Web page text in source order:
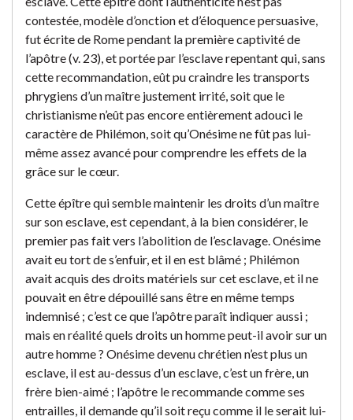
contestée, modèle d’onction et d’éloquence persuasive,
fut écrite de Rome pendant la première captivité de
l’apôtre (v. 23), et portée par l’esclave repentant qui, sans
cette recommandation, eût pu craindre les transports
phrygiens d’un maître justement irrité, soit que le
christianisme n’eût pas encore entièrement adouci le
caractère de Philémon, soit qu’Onésime ne fût pas lui-
même assez avancé pour comprendre les effets de la
grâce sur le cœur.
Cette épître qui semble maintenir les droits d’un maître
sur son esclave, est cependant, à la bien considérer, le
premier pas fait vers l’abolition de l’esclavage. Onésime
avait eu tort de s’enfuir, et il en est blâmé ; Philémon
avait acquis des droits matériels sur cet esclave, et il ne
pouvait en être dépouillé sans être en même temps
indemnisé ; c’est ce que l’apôtre paraît indiquer aussi ;
mais en réalité quels droits un homme peut-il avoir sur un
autre homme ? Onésime devenu chrétien n’est plus un
esclave, il est au-dessus d’un esclave, c’est un frère, un
frère bien-aimé ; l’apôtre le recommande comme ses
entrailles, il demande qu’il soit reçu comme il le serait lui-